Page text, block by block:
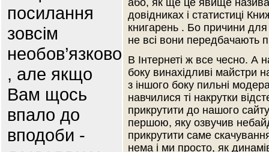
посилання
зовсім
необов’язково
, але якщо
Вам щось
впало до
вподоби -
або, як ще це явище
довідниках і статистиці
книгарень . Бо причини для
не всі вони передбачають
В Інтернеті ж все чесно. А
боку винахідливі майстри
з іншого боку пильні
навчилися ті накрутки
прикрутити до нашого
першою, яку озвучив
прикрутити саме
нема і ми просто, як